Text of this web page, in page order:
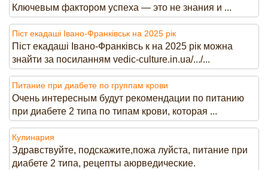
Ключевым фактором успеха — это не знания и ...
Піст екадаші Івано-Франківськ на 2025 рік
Піст екадаші Івано-Франківсь к на 2025 рік можна
знайти за посиланням vedic-culture.in.ua/.../...
Питание при диабете по группам крови
Очень интересным будут рекомендации по питанию
при диабете 2 типа по типам крови, которая ...
Кулинария
Здравствуйте, подскажите,пожа луйста, питание при
диабете 2 типа, рецепты аюрведические.